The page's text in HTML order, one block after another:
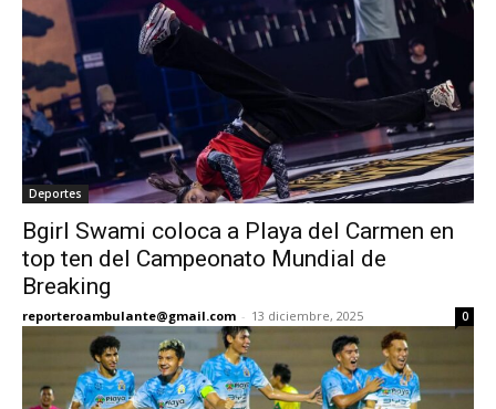
Deportes
Bgirl Swami coloca a Playa del Carmen en
top ten del Campeonato Mundial de
Breaking
reporteroambulante@gmail.com - 13 diciembre, 2025 0